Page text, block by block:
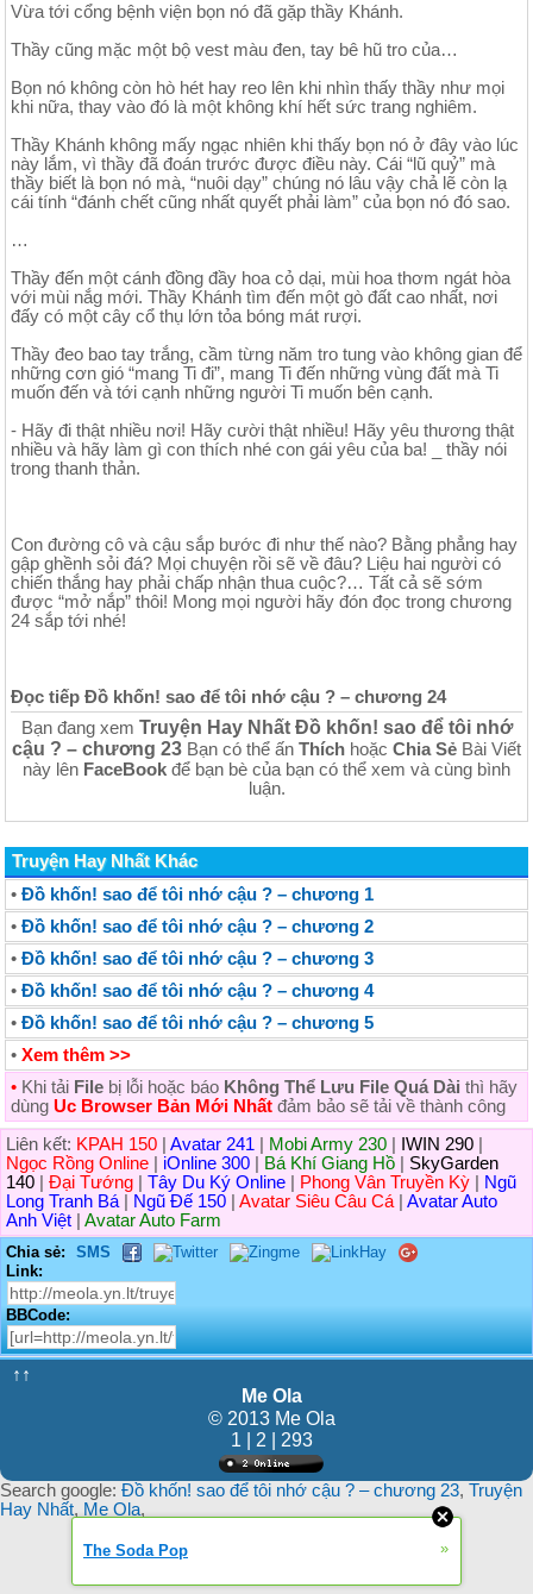
Vừa tới cổng bệnh viện bọn nó đã gặp thầy Khánh.
Thầy cũng mặc một bộ vest màu đen, tay bê hũ tro của…
Bọn nó không còn hò hét hay reo lên khi nhìn thấy thầy như mọi
khi nữa, thay vào đó là một không khí hết sức trang nghiêm.
Thầy Khánh không mấy ngạc nhiên khi thấy bọn nó ở đây vào lúc
này lắm, vì thầy đã đoán trước được điều này. Cái “lũ quỷ” mà
thầy biết là bọn nó mà, “nuôi dạy” chúng nó lâu vậy chả lẽ còn lạ
cái tính “đánh chết cũng nhất quyết phải làm” của bọn nó đó sao.
…
Thầy đến một cánh đồng đầy hoa cỏ dại, mùi hoa thơm ngát hòa
với mùi nắg mới. Thầy Khánh tìm đến một gò đất cao nhất, nơi
đấy có một cây cổ thụ lớn tỏa bóng mát rượi.
Thầy đeo bao tay trắng, cầm từng năm tro tung vào không gian để
những cơn gió “mang Ti đi”, mang Ti đến những vùng đất mà Ti
muốn đến và tới cạnh những người Ti muốn bên cạnh.
- Hãy đi thật nhiều nơi! Hãy cười thật nhiều! Hãy yêu thương thật
nhiều và hãy làm gì con thích nhé con gái yêu của ba! _ thầy nói
trong thanh thản.
Con đường cô và cậu sắp bước đi như thế nào? Bằng phẳng hay
gập ghềnh sỏi đá? Mọi chuyện rồi sẽ về đâu? Liệu hai người có
chiến thắng hay phải chấp nhận thua cuộc?… Tất cả sẽ sớm
được “mở nắp” thôi! Mong mọi người hãy đón đọc trong chương
24 sắp tới nhé!
Đọc tiếp Đồ khốn! sao để tôi nhớ cậu ? – chương 24
Bạn đang xem Truyện Hay Nhất Đồ khốn! sao để tôi nhớ
cậu ? – chương 23 Bạn có thể ấn Thích hoặc Chia Sẻ Bài Viết
này lên FaceBook để bạn bè của bạn có thể xem và cùng bình
luận.
Truyện Hay Nhất Khác
• Đồ khốn! sao để tôi nhớ cậu ? – chương 1
• Đồ khốn! sao để tôi nhớ cậu ? – chương 2
• Đồ khốn! sao để tôi nhớ cậu ? – chương 3
• Đồ khốn! sao để tôi nhớ cậu ? – chương 4
• Đồ khốn! sao để tôi nhớ cậu ? – chương 5
• Xem thêm >>
• Khi tải File bị lỗi hoặc báo Không Thể Lưu File Quá Dài thì hãy
dùng Uc Browser Bản Mới Nhất đảm bảo sẽ tải về thành công
Liên kết: KPAH 150 Avatar 241 Mobi Army 230 IWIN 290
Ngọc Rồng Online
iOnline 300 Bá Khí Giang Hồ
SkyGarden
140
Đại Tướng Tây Du Ký Online Phong Vân Truyền Kỳ
Ngũ
Long Tranh Bá
Ngũ Đế 150 Avatar Siêu Câu Cá
Avatar Auto
Anh Việt
Avatar Auto Farm
Chia sẻ:
SMS
Link:
BBCode:
↑↑
Me Ola
© 2013 Me Ola
1 | 2 | 293
Search google: Đồ khốn! sao để tôi nhớ cậu ? – chương 23, Truyện
Hay Nhất, Me Ola,
The Soda Pop »